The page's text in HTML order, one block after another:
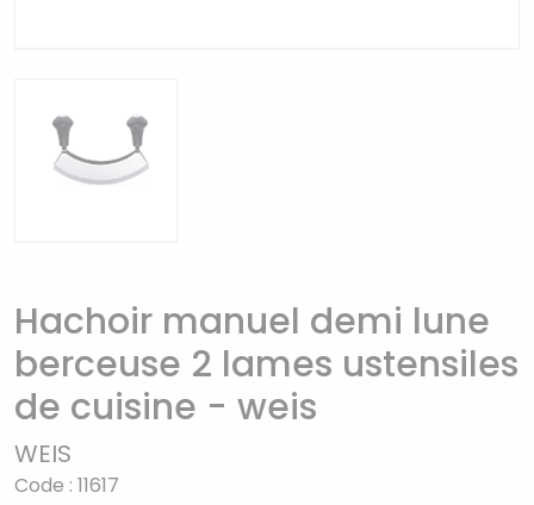
Hachoir manuel demi lune
berceuse 2 lames ustensiles
de cuisine - weis
WEIS
Code : 11617